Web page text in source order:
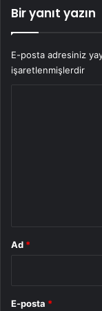
Bir yanıt yazın
E-posta adresiniz
işaretlenmişlerdir
Ad *
E-posta *